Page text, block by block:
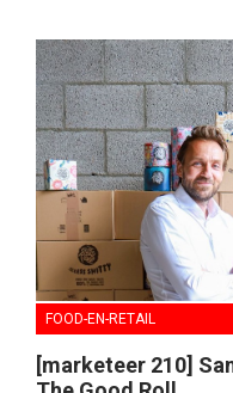
FOOD-EN-RETAIL
[marketeer 210]